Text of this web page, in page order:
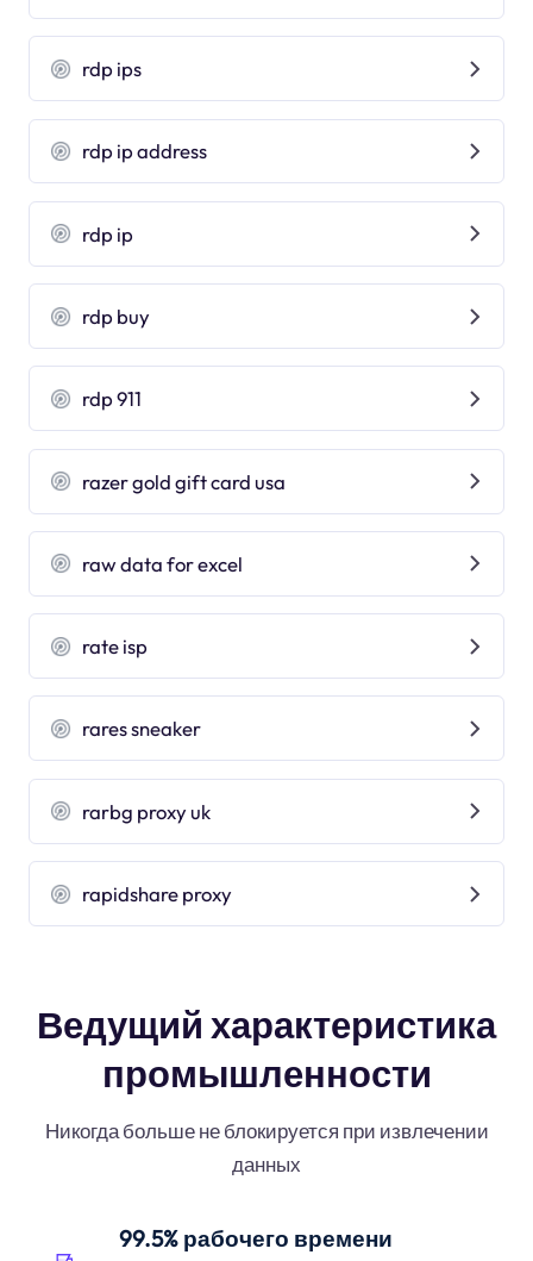
rdp ips
rdp ip address
rdp ip
rdp buy
rdp 911
razer gold gift card usa
raw data for excel
rate isp
rares sneaker
rarbg proxy uk
rapidshare proxy
Ведущий характеристика
промышленности
Никогда больше не блокируется при извлечении
данных
99.5% рабочего времени